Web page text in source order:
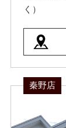
く）
秦野店